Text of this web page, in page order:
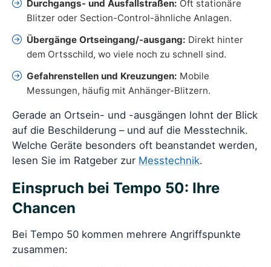
Durchgangs- und Ausfallstraßen: Oft stationäre
Blitzer oder Section-Control-ähnliche Anlagen.
Übergänge Ortseingang/-ausgang: Direkt hinter
dem Ortsschild, wo viele noch zu schnell sind.
Gefahrenstellen und Kreuzungen: Mobile
Messungen, häufig mit Anhänger-Blitzern.
Gerade an Ortsein- und -ausgängen lohnt der Blick
auf die Beschilderung – und auf die Messtechnik.
Welche Geräte besonders oft beanstandet werden,
lesen Sie im Ratgeber zur Messtechnik.
Einspruch bei Tempo 50: Ihre
Chancen
Bei Tempo 50 kommen mehrere Angriffspunkte
zusammen: